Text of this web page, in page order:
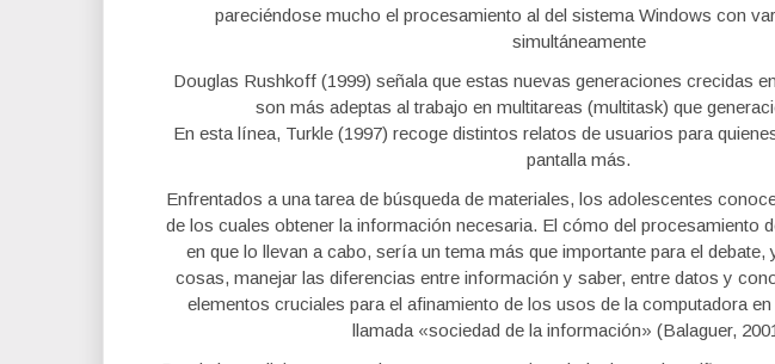
pareciéndose mucho el procesamiento al del sistema Windows con
simultáneamente
Douglas Rushkoff (1999) señala que estas nuevas generaciones crecidas
son más adeptas al trabajo en multitareas (multitask) que
En esta línea, Turkle (1997) recoge distintos relatos de usuarios para
pantalla más.
Enfrentados a una tarea de búsqueda de materiales, los adolescentes
de los cuales obtener la información necesaria. El cómo del procesamiento
en que lo llevan a cabo, sería un tema más que importante para el debate,
cosas, manejar las diferencias entre información y saber, entre datos y
elementos cruciales para el afinamiento de los usos de la computadora
llamada «sociedad de la información» (Balaguer,